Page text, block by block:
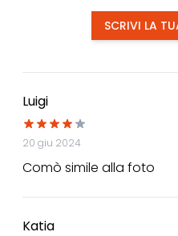
SCRIVI LA
Luigi
20 giu 2024
Comò simile alla foto
Katia